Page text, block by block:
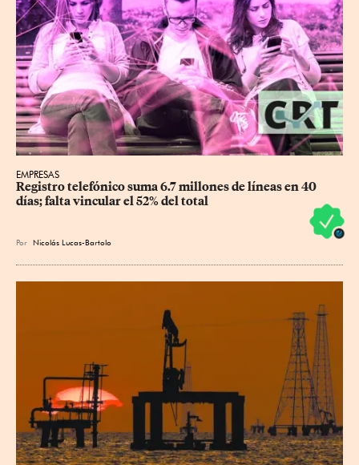
EMPRESAS
Registro telefónico suma 6.7 millones de líneas en 40
días; falta vincular el 52% del total
Por Nicolás Lucas-Bartolo